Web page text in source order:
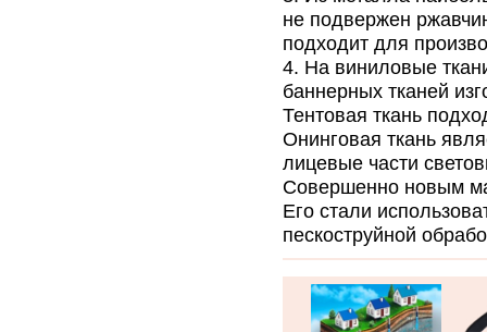
не подвержен
подходит для
На виниловые
баннерных тканей
Тентовая ткань
Онинговая ткань
лицевые части
Совершенно новым
Его стали
пескоструйной